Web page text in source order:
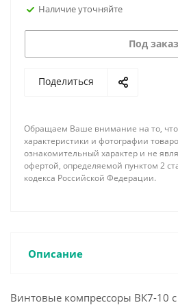
энергопотреблению
автоматическая система
долгое время работать в
Наличие уточняйте
Под заказ
Поделиться
Обращаем Ваше внимание на то,
характеристики и фотографии
ознакомительный характер и не
офертой, определяемой пунктом 2
кодекса Российской Федерации.
Описание
Винтовые компрессоры ВК7-10